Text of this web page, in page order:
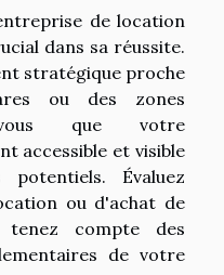
de location
dans sa réussite.
stratégique proche
ou des zones
vous que votre
accessible et visible
Évaluez
ou d'achat de
tenez compte des
de votre